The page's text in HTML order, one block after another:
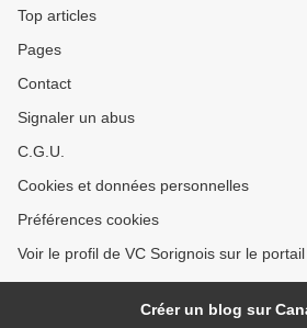
Top articles
Pages
Contact
Signaler un abus
C.G.U.
Cookies et données personnelles
Préférences cookies
Voir le profil de VC Sorignois sur le
Créer un blog sur